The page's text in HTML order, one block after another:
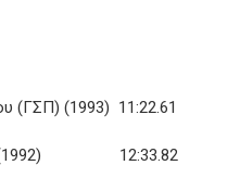
(ΓΣΠ) (1993) 11:22.61
(1992) 12:33.82